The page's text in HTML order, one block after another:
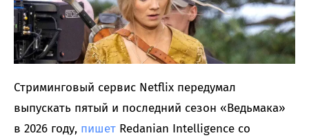
Стриминговый сервис Netflix передумал
выпускать пятый и последний сезон «Ведьмака»
в 2026 году, пишет Redanian Intelligence со